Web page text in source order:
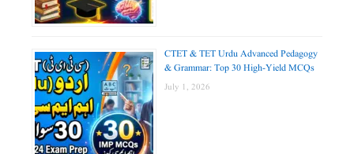
CTET & TET Urdu Advanced Pedagogy
& Grammar: Top 30 High-Yield MCQs
July 1, 2026